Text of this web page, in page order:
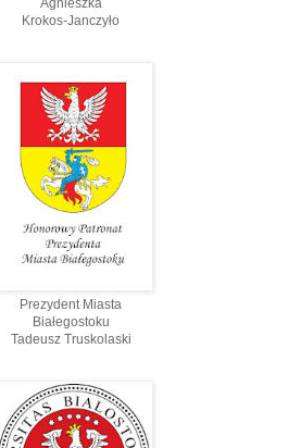
Agnieszka
Krokos-Janczyło
Prezydent Miasta
Białegostoku
Tadeusz Truskolaski